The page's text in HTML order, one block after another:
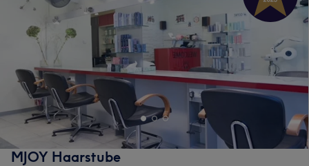
MJOY Haarstube